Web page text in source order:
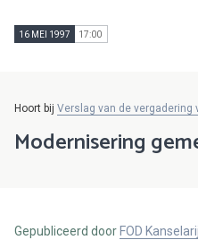
16 MEI 1997 17:00
Hoort bij Verslag van de vergadering
Modernisering
Gepubliceerd door FOD